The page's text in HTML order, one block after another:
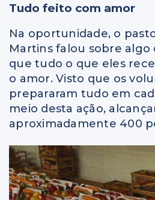
Tudo feito com amor
Na oportunidade, o
Martins falou sobre algo
que tudo o que eles
o amor. Visto que os
prepararam tudo em
meio desta ação,
aproximadamente 400